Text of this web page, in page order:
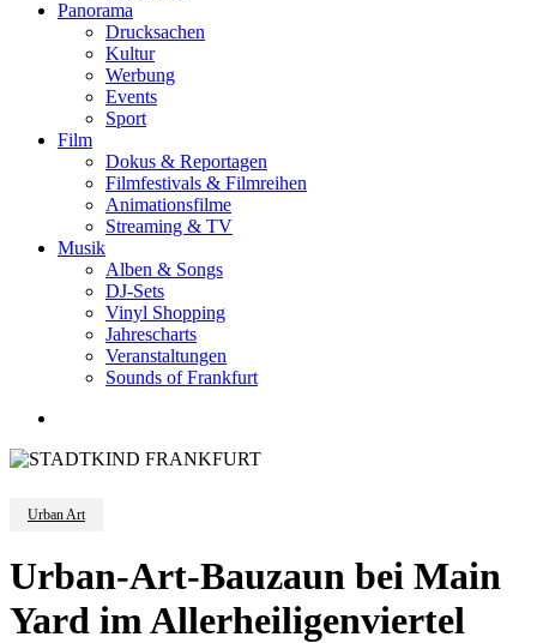
Panorama
Drucksachen
Kultur
Werbung
Events
Sport
Film
Dokus & Reportagen
Filmfestivals & Filmreihen
Animationsfilme
Streaming & TV
Musik
Alben & Songs
DJ-Sets
Vinyl Shopping
Jahrescharts
Veranstaltungen
Sounds of Frankfurt
Urban Art
Urban-Art-Bauzaun bei Main
Yard im Allerheiligenviertel